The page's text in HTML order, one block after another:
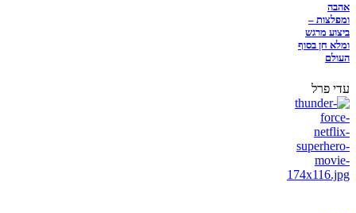
אהבה
ומפלצות –
ביצוע מרגש
ומלא חן בסוף
העולם
עדי פרל